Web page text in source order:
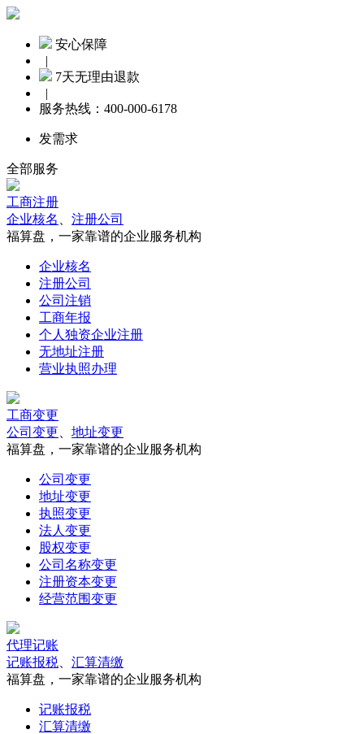
安心保障
|
7天无理由退款
|
服务热线： 400-000-6178
发需求
全部服务
工商注册
企业核名
注册公司
福算盘，一家靠谱的企业服务机构
企业核名
注册公司
公司注销
工商年报
个人独资企业注册
无地址注册
营业执照办理
工商变更
公司变更
地址变更
福算盘，一家靠谱的企业服务机构
公司变更
地址变更
执照变更
法人变更
股权变更
公司名称变更
注册资本变更
经营范围变更
代理记账
记账报税
汇算清缴
福算盘，一家靠谱的企业服务机构
记账报税
汇算清缴